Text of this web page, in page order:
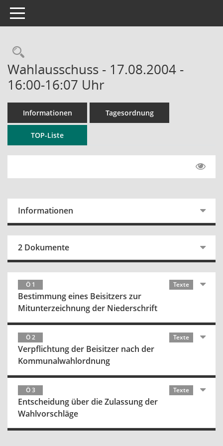
Toggle navigation
Rechercheauswahl
Wahlausschuss - 17.08.2004 -
16:00-16:07 Uhr
Informationen Tagesordnung
TOP-Liste
Informationen
2 Dokumente
Ö 1 Texte
Bestimmung eines Beisitzers zur
Mitunterzeichnung der Niederschrift
Ö 2 Texte
Verpflichtung der Beisitzer nach der
Kommunalwahlordnung
Ö 3 Texte
Entscheidung über die Zulassung der
Wahlvorschläge